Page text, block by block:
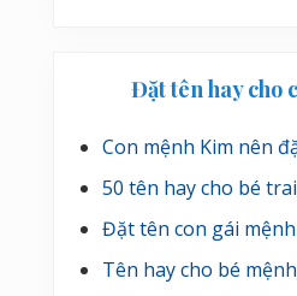
Đặt tên hay cho
Con mệnh Kim nên
50 tên hay cho bé
Đặt tên con gái
Tên hay cho bé